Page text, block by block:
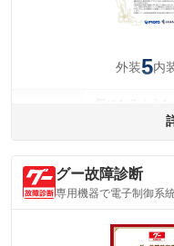
外装5内
みですが、 小
内装
(内装状態)
気になる汚れ等
主要機関に不
グー故障診断
専用機器で電子制御系